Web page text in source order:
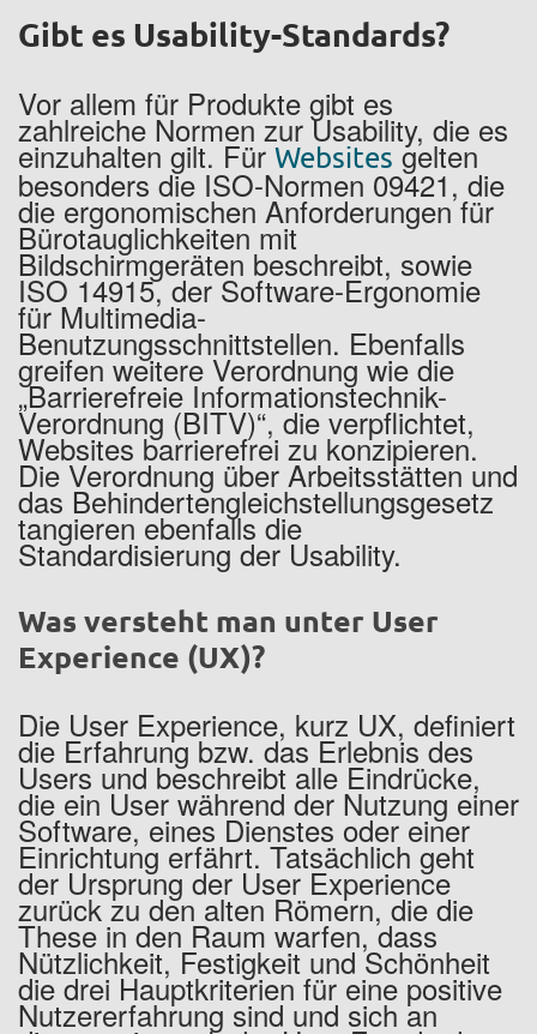
Gibt es Usability-Standards?
Vor allem für Produkte gibt es
zahlreiche Normen zur Usability, die es
einzuhalten gilt. FürWebsitesgelten
besonders die ISO-Normen 09421, die
die ergonomischen Anforderungen für
Bürotauglichkeiten mit
Bildschirmgeräten beschreibt, sowie
ISO 14915, der Software-Ergonomie
für Multimedia-
Benutzungsschnittstellen. Ebenfalls
greifen weitere Verordnung wie die
„Barrierefreie Informationstechnik-
Verordnung (BITV)“, die verpflichtet,
Websites barrierefrei zu konzipieren.
Die Verordnung über Arbeitsstätten und
das Behindertengleichstellungsgesetz
tangieren ebenfalls die
Standardisierung der Usability.
Was versteht man unter User
Experience (UX)?
Die User Experience, kurz UX, definiert
die Erfahrung bzw. das Erlebnis des
Users und beschreibt alle Eindrücke,
die ein User während der Nutzung einer
Software, eines Dienstes oder einer
Einrichtung erfährt. Tatsächlich geht
der Ursprung der User Experience
zurück zu den alten Römern, die die
These in den Raum warfen, dass
Nützlichkeit, Festigkeit und Schönheit
die drei Hauptkriterien für eine positive
Nutzererfahrung sind und sich an